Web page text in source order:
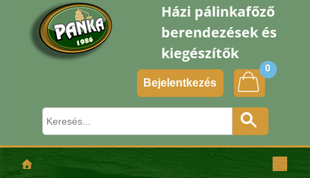
Házi pálinkafőző
berendezések és
kiegészítők
Bejelentkezés
0